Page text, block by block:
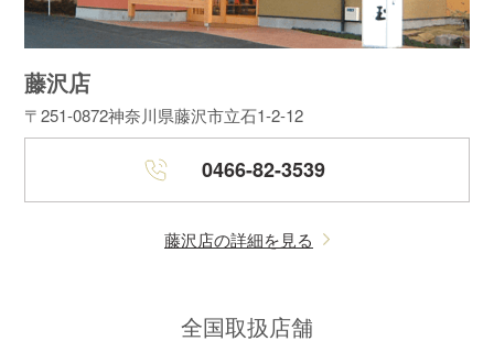
藤沢店
〒251-0872神奈川県藤沢市立石1-2-12
0466-82-3539
藤沢店の詳細を見る
全国取扱店舗